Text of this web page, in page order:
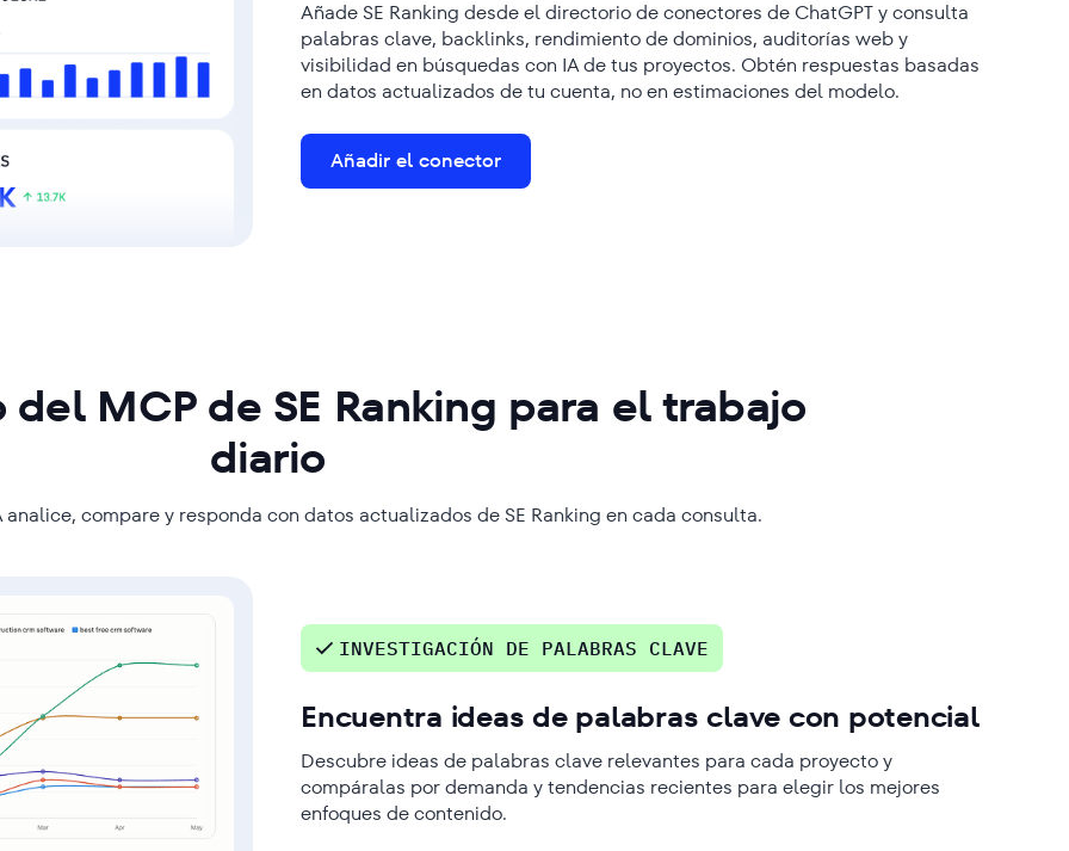
Añade SE Ranking desde el directorio de conectores de ChatGPT y consulta
palabras clave, backlinks, rendimiento de dominios, auditorías web y
visibilidad en búsquedas con IA de tus proyectos. Obtén respuestas basadas
en datos actualizados de tu cuenta, no en estimaciones del modelo.
Añadir el conector
MCP de SE Ranking para el trabajo
diario
compare y responda con datos actualizados de SE Ranking en cada consulta.
INVESTIGACIÓN DE PALABRAS CLAVE
Encuentra ideas de palabras clave con potencial
Descubre ideas de palabras clave relevantes para cada proyecto y
compáralas por demanda y tendencias recientes para elegir los mejores
enfoques de contenido.